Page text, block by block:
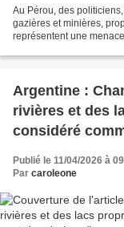
Au Pérou, des
gazières et minières,
représentent une
Argentine :
rivières et des
considéré
Publié le 11/04/2026 à
Par caroleone